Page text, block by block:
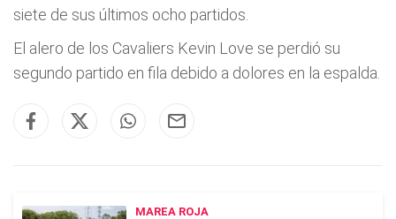
siete de sus últimos ocho partidos.
El alero de los Cavaliers Kevin Love se perdió su
segundo partido en fila debido a dolores en la espalda.
MAREA ROJA